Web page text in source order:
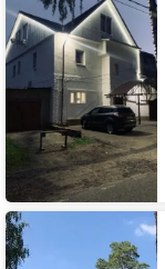
Загородный
отель
The